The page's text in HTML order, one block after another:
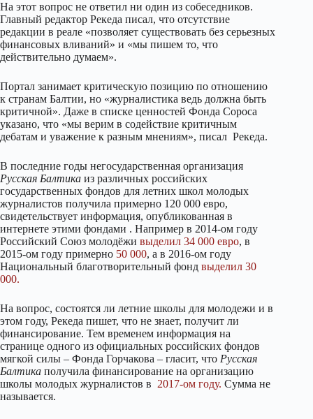
На этот вопрос не ответил ни один из собеседников.
Главный редактор Рекеда писал, что отсутствие
редакции в реале «позволяет существовать без серьезных
финансовых вливаний» и «мы пишем то, что
действительно думаем».
Портал занимает критическую позицию по отношению
к странам Балтии, но «журналистика ведь должна быть
критичной». Даже в списке ценностей Фонда Сороса
указано, что «мы верим в содействие критичным
дебатам и уважение к разным мнениям», писал Рекеда.
В последние годы негосударственная организация
Русская Балтика из различных российских
государственных фондов для летних школ молодых
журналистов получила примерно 120 000 евро,
свидетельствует информация, опубликованная в
интернете этими фондами . Например в 2014-ом году
Российский Союз молодёжи выделил 34 000 евро, в
2015-ом году примерно 50 000, а в 2016-ом году
Национальный благотворительный фонд выделил 30
000.
На вопрос, состоятся ли летние школы для молодежи и в
этом году, Рекеда пишет, что не знает, получит ли
финансирование. Тем временем информация на
странице одного из официальных российских фондов
мягкой силы – Фонда Горчакова – гласит, что Русская
Балтика получила финансирование на организацию
школы молодых журналистов в 2017-ом году. Сумма не
называется.